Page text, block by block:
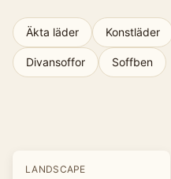
Äkta läder Konstläder
Divansoffor Soffben
- 30%
LANDSCAPE